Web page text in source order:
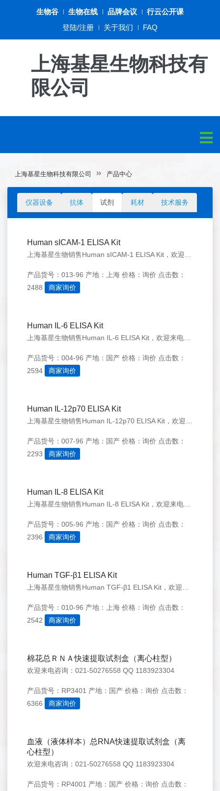
生物谷 生物在线 品牌会议
行云公开课
登陆/注册
关于我们 FAQ
上海基星生物科技有
限公司
上海基星生物科技有限公司 产品中心
仪器设备 抗体 试剂 耗材 技术服务
Human sICAM-1 ELISA Kit
产品货号：013-96 产地：上海 价格：询价 点击数：
2488
商家询价
Human IL-6 ELISA Kit
产品货号：004-96 产地：国产 价格：询价 点击数：
2594
商家询价
Human IL-12p70 ELISA Kit
产品货号：007-96 产地：国产 价格：询价 点击数：
2293
商家询价
Human IL-8 ELISA Kit
产品货号：005-96 产地：国产 价格：询价 点击数：
2396
商家询价
Human TGF-β1 ELISA Kit
产品货号：010-96 产地：上海 价格：询价 点击数：
2542
商家询价
棉花总ＲＮＡ快速提取试剂盒（离心柱型）
欢迎来电咨询：021-50276558 QQ 1183923304
产品货号：RP3401 产地：国产 价格：询价 点击数：
6366
商家询价
血液（液体样本）总RNA快速提取试剂盒（离
心柱型）
欢迎来电咨询：021-50276558 QQ 1183923304
产品货号：RP4001 产地：国产 价格：询价 点击数：